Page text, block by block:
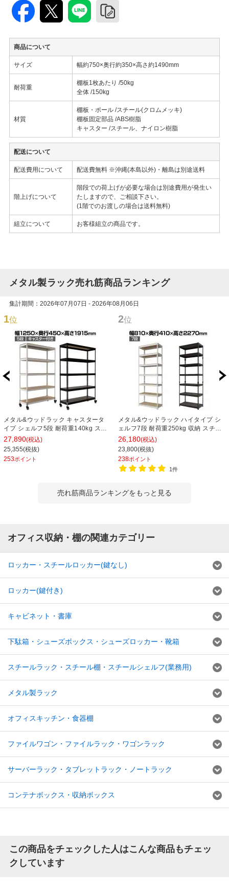
商品について
サイズ 幅約750×奥行約350×高さ約1490mm
耐荷重
棚板1枚あたり /50kg
全体 /150kg
材質
棚板・ポール /スチール(クロムメッキ)
棚板固定部品 /ABS樹脂
キャスター /スチール、ナイロン樹脂
配送について
配送費用について 配送費無料 ※沖縄(本島以外)・離島は別途送料
階上げについて
階段での荷上げが必要な場合は別途費用が発生い
たしますので、ご相談下さい。
(1階でのお渡しの場合は送料無料)
組立について お客様組立の商品です。
メタル製ラック売れ筋商品ランキング
集計期間：2026年07月07日 - 2026年08月06日
1位
メタル&ウッドラック キャスタータ
イプ シェルフ5段 耐荷重140kg スチ
ールラック オープンラック リバーシ
ブル棚 MK-825 収納 幅1250×奥行
450×高さ1915mm
27,890(税込)
25,355(税抜)
253ポイント
2位
メタル&ウッドラック ハイタイプ シ
ェルフ7段 耐荷重250kg 収納 スチー
ルラック オープンラック リバーシブ
ル棚 MK-2287 幅810×奥行410×高さ
2270mm
26,180(税込)
23,800(税抜)
238ポイント
1件
売れ筋商品ランキングをもっと見る
オフィス収納・棚の関連カテゴリー
ロッカー・スチールロッカー(鍵なし)
ロッカー(鍵付き)
キャビネット・書庫
下駄箱・シューズボックス・シューズロッカー・靴箱
スチールラック・スチール棚・スチールシェルフ(業務用)
メタル製ラック
オフィスキッチン・食器棚
ファイルワゴン・ファイルラック・ワゴンラック
サーバーラック・タブレットラック・ノートラック
コンテナボックス・収納ボックス
この商品をチェックした人はこんな商品もチェッ
クしています